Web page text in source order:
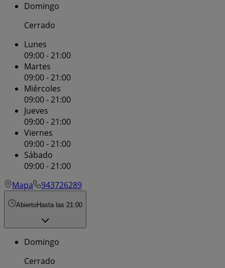
Domingo
Cerrado
Lunes
09:00 - 21:00
Martes
09:00 - 21:00
Miércoles
09:00 - 21:00
Jueves
09:00 - 21:00
Viernes
09:00 - 21:00
Sábado
09:00 - 21:00
Mapa
943726289
AbiertoHasta las 21:00
Domingo
Cerrado